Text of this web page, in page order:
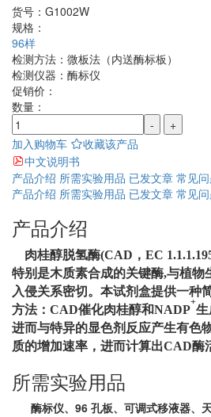
货号： G1002W
规格：
96样
检测方法： 微板法（内送酶标板）
检测仪器： 酶标仪
促销价：
数量：
-
+
加入购物车
收藏该产品
中文说明书
产品介绍 所需实验用品 已发文章 常见
产品介绍 所需实验用品 已发文章 常见
产品介绍
肉桂醇脱氢酶(CAD ， EC
特别是木质素合成的关键酶,与植物
入侵关系密切。 本试剂盒提供一种
方法： CAD催化肉桂醇和NADP
+
生
进而与特异的显色剂反应产生有色
质的增加速率，进而计算出CAD酶
所需实验用品
酶标仪、96 孔板、可调式移液器、